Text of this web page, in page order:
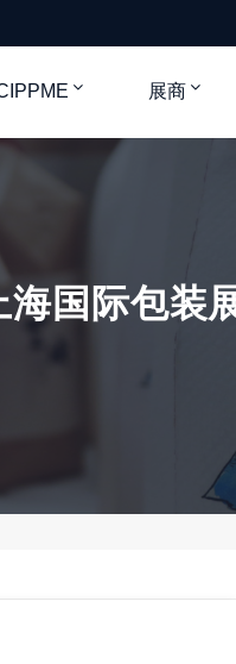
展商
国际包装